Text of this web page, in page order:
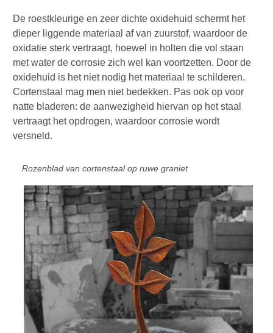
De roestkleurige en zeer dichte oxidehuid schermt het
dieper liggende materiaal af van zuurstof, waardoor de
oxidatie sterk vertraagt, hoewel in holten die vol staan
met water de corrosie zich wel kan voortzetten. Door de
oxidehuid is het niet nodig het materiaal te schilderen.
Cortenstaal mag men niet bedekken. Pas ook op voor
natte bladeren: de aanwezigheid hiervan op het staal
vertraagt het opdrogen, waardoor corrosie wordt
versneld.
Rozenblad van cortenstaal op ruwe graniet